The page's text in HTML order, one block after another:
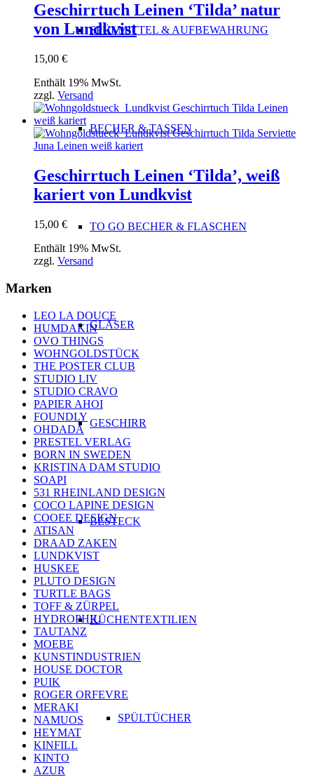
SPÜLMITTEL & AUFBEWAHRUNG
BECHER & TASSEN
TO GO BECHER & FLASCHEN
GLÄSER
GESCHIRR
BESTECK
KÜCHENTEXTILIEN
SPÜLTÜCHER
Geschirrtuch Leinen ‘Tilda’ natur
von Lundkvist
15,00 €
Enthält 19% MwSt.
zzgl. Versand
Geschirrtuch Leinen ‘Tilda’, weiß
kariert von Lundkvist
15,00 €
Enthält 19% MwSt.
zzgl. Versand
Marken
LEO LA DOUCE
HUMDAKIN
OVO THINGS
WOHNGOLDSTÜCK
THE POSTER CLUB
STUDIO LIV
STUDIO CRAVO
PAPIER AHOI
FOUNDLY
OHDADA
PRESTEL VERLAG
BORN IN SWEDEN
KRISTINA DAM STUDIO
SOAPI
531 RHEINLAND DESIGN
COCO LAPINE DESIGN
COOEE DESIGN
ATISAN
DRAAD ZAKEN
LUNDKVIST
HUSKEE
PLUTO DESIGN
TURTLE BAGS
TOFF & ZÜRPEL
HYDROPHIL
TAUTANZ
MOEBE
KUNSTINDUSTRIEN
HOUSE DOCTOR
PUIK
ROGER ORFEVRE
MERAKI
NAMUOS
HEYMAT
KINFILL
KINTO
AZUR